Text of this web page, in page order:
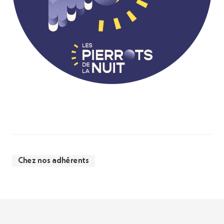
Chez nos adhérents